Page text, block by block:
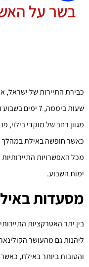
בשר על
מגוון רחב של מוקדי בילוי,
כאשר חופשה באילת במהלך
מכל האפשרויות
ימות השבוע.
מסעדות
בין יתר האטרקציות
ליהנות גם מהעושר
והטובות ביותר באילת,